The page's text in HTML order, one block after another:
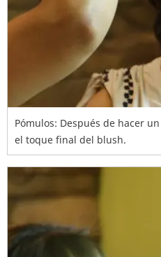
Pómulos: Después de hacer
el toque final del blush.